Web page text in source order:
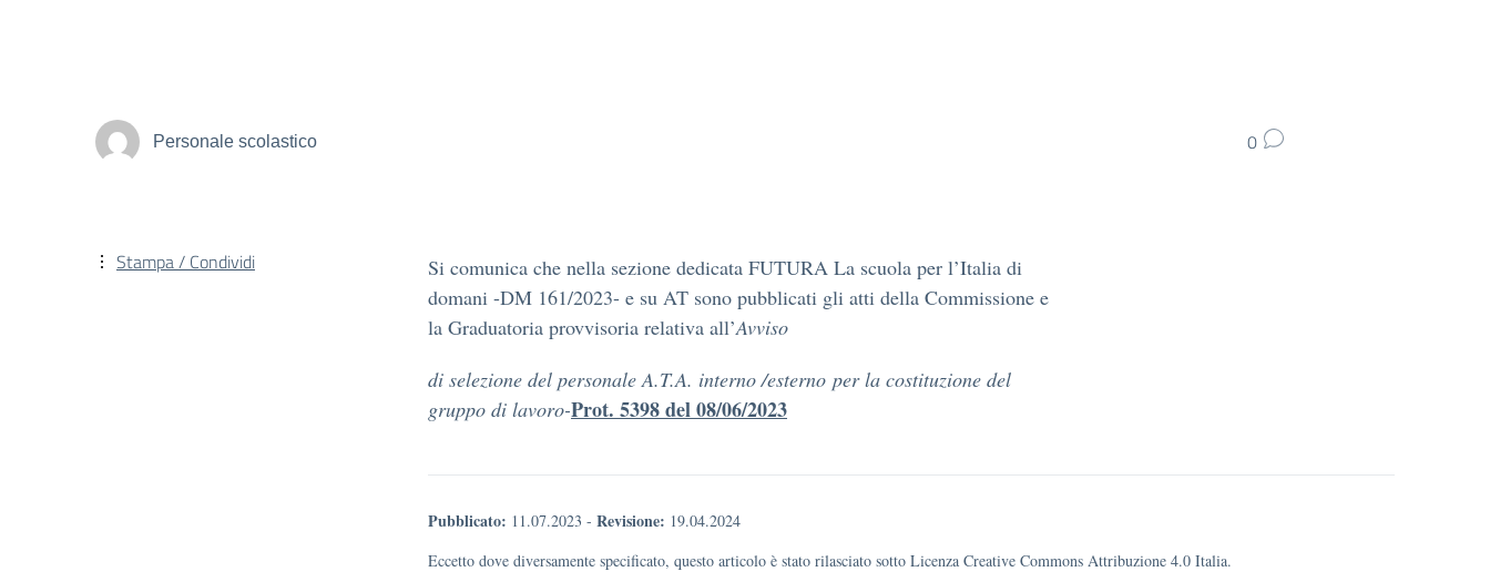
Personale scolastico 0
Si comunica che nella sezione dedicata FUTURA La scuola per l’Italia di
domani -DM 161/2023- e su AT sono pubblicati gli atti della Commissione e
la Graduatoria provvisoria relativa all’Avviso
di selezione del personale A.T.A. interno /esterno perla costituzione del
gruppo di lavoro-Prot. 5398 del 08/06/2023
Pubblicato: 11.07.2023 - Revisione: 19.04.2024
Eccetto dove diversamente specificato, questo articolo è stato rilasciato sotto Licenza Creative Commons Attribuzione 4.0 Italia.
Stampa / Condividi